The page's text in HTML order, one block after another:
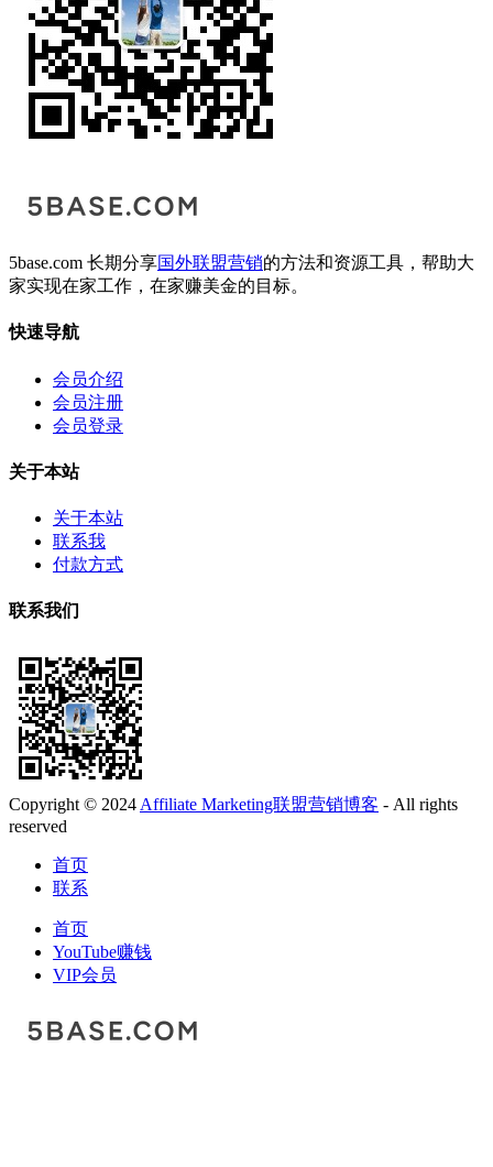
5base.com 长期分享国外联盟营销的方法和资源工具，帮助大
家实现在家工作，在家赚美金的目标。
快速导航
会员介绍
会员注册
会员登录
关于本站
关于本站
联系我
付款方式
联系我们
Copyright © 2024 Affiliate Marketing联盟营销博客 - All rights
reserved
首页
联系
首页
YouTube赚钱
VIP会员